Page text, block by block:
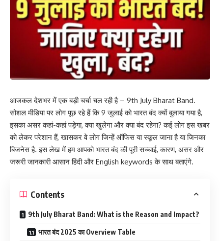
आजकल देशभर में एक बड़ी चर्चा चल रही है – 9th July Bharat Band.
सोशल मीडिया पर लोग पूछ रहे हैं कि 9 जुलाई को भारत बंद क्यों बुलाया गया है,
इसका असर कहां-कहां पड़ेगा, क्या खुलेगा और क्या बंद रहेगा? कई लोग इस खबर
को लेकर परेशान हैं, खासकर वे लोग जिन्हें ऑफिस या स्कूल जाना है या जिनका
बिजनेस है. इस लेख में हम आपको भारत बंद की पूरी सच्चाई, कारण, असर और
जरूरी जानकारी आसान हिंदी और English keywords के साथ बताएंगे.
Contents
9th July Bharat Band: What is the Reason and Impact?
भारत बंद 2025 का Overview Table